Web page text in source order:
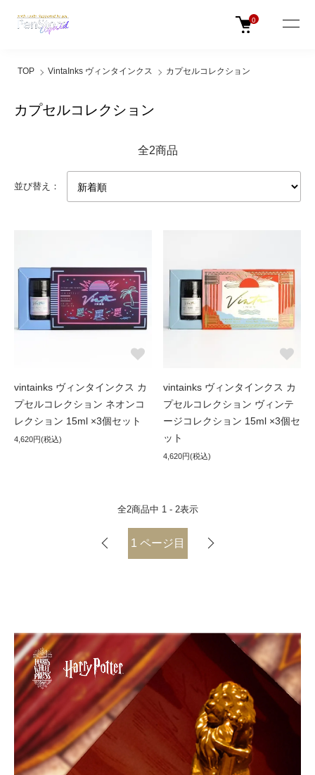
0
TOP VintaInks ヴィンタインクス カプセルコレクション
カプセルコレクション
全2商品
並び替え：
vintainks ヴィンタインクス カ
プセルコレクション ネオンコ
レクション 15ml ×3個セット
4,620円(税込)
vintainks ヴィンタインクス カ
プセルコレクション ヴィンテ
ージコレクション 15ml ×3個セ
ット
4,620円(税込)
全2商品中 1 - 2表示
1 ページ目